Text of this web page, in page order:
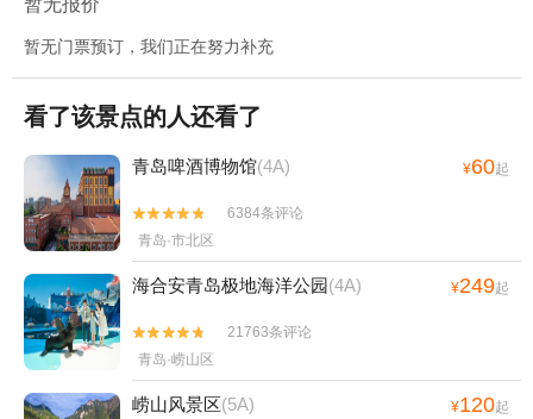
暂无报价
暂无门票预订，我们正在努力补充
看了该景点的人还看了
青岛啤酒博物馆(4A) ¥60起


6384条评论
青岛·市北区
海合安青岛极地海洋公园(4A) ¥249起


21763条评论
青岛·崂山区
崂山风景区(5A) ¥120起